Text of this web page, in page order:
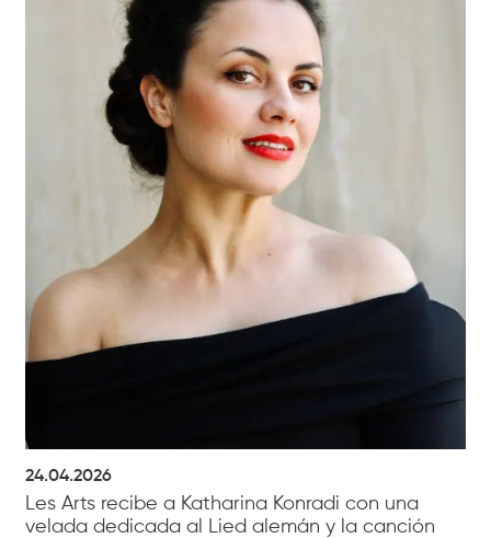
24.04.2026
Les Arts recibe a Katharina Konradi con una
velada dedicada al Lied alemán y la canción